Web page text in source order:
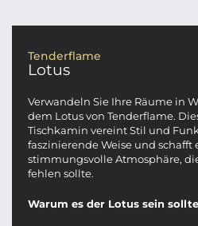
Tenderflame
Lotus
Verwandeln Sie Ihre Räume in
dem Lotus von Tenderflame.
Tischkamin vereint Stil und
faszinierende Weise und schafft
stimmungsvolle Atmosphäre,
fehlen sollte.
Warum es der Lotus sein